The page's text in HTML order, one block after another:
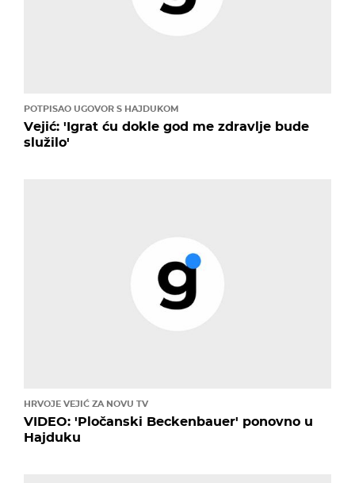
POTPISAO UGOVOR S HAJDUKOM
Vejić: 'Igrat ću dokle god me zdravlje bude
služilo'
HRVOJE VEJIĆ ZA NOVU TV
VIDEO: 'Pločanski Beckenbauer' ponovno u
Hajduku